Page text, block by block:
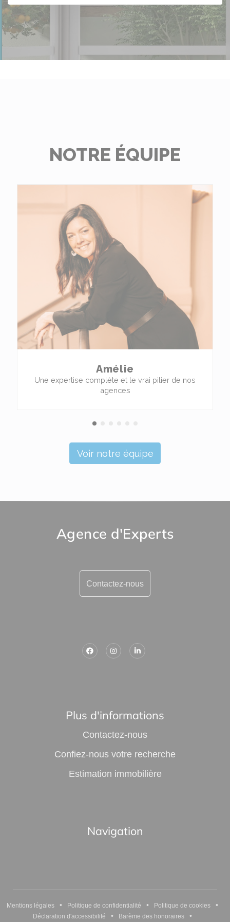
NOTRE ÉQUIPE
Amélie
Une expertise complète et le vrai pilier de nos
agences
Voir notre équipe
Agence d'Experts
Contactez-nous
Plus d'informations
Contactez-nous
Confiez-nous votre recherche
Estimation immobilière
Navigation
Mentions légales • Politique de confidentialité • Politique de cookies •
Déclaration d'accessibilité • Barème des honoraires •